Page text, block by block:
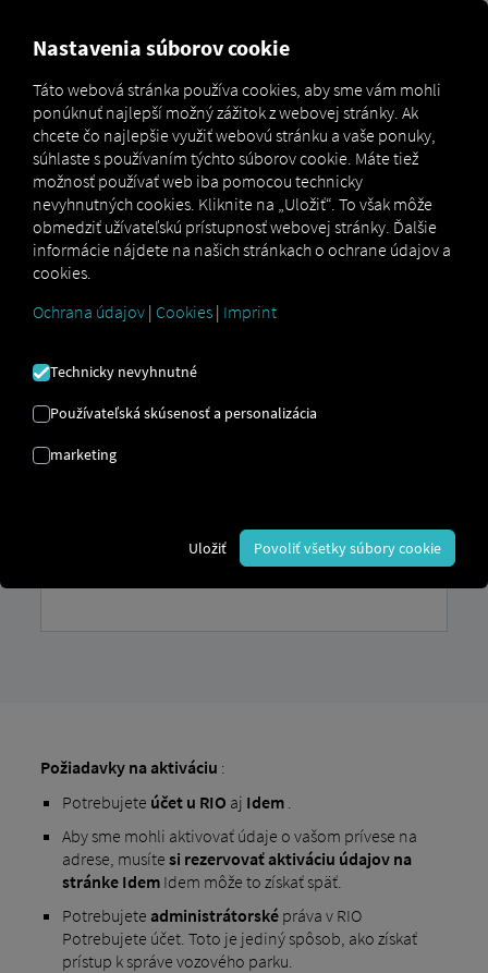
Marketplace Connectors Idem Connect How to
IDEM NÁSTUP
Podrobné pokyny na prispôsobenie
Požiadavky na aktiváciu :
Potrebujete účet u RIO aj Idem.
Aby sme mohli aktivovať údaje o vašom prívese na
adrese, musíte si rezervovať aktiváciu údajov na
stránke IdemIdem môže to získať späť.
Potrebujete administrátorsképráva v RIO
Potrebujete účet. Toto je jediný spôsob, ako získať
prístup k správe vozového parku.
Nastavenia súborov cookie
Táto webová stránka používa cookies, aby sme vám mohli
ponúknuť najlepší možný zážitok z webovej stránky. Ak
chcete čo najlepšie využiť webovú stránku a vaše ponuky,
súhlaste s používaním týchto súborov cookie. Máte tiež
možnosť používať web iba pomocou technicky
nevyhnutných cookies. Kliknite na „Uložiť“. To však môže
obmedziť užívateľskú prístupnosť webovej stránky. Ďalšie
informácie nájdete na našich stránkach o ochrane údajov a
cookies.
Ochrana údajov | Cookies | Imprint
Technicky nevyhnutné
Používateľská skúsenosť a personalizácia
marketing
Uložiť Povoliť všetky súbory cookie